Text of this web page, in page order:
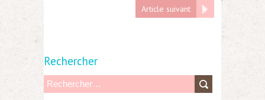
Article suivant
Rechercher